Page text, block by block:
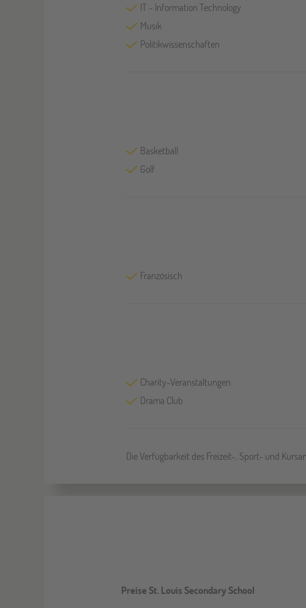
IT - Information Technology
Musik
Politikwissenschaften
Basketball
Golf
Französisch
Charity-Veranstaltungen
Drama Club
Die Verfügbarkeit des Freizeit-, Sport- und
Preise St. Louis Secondary School